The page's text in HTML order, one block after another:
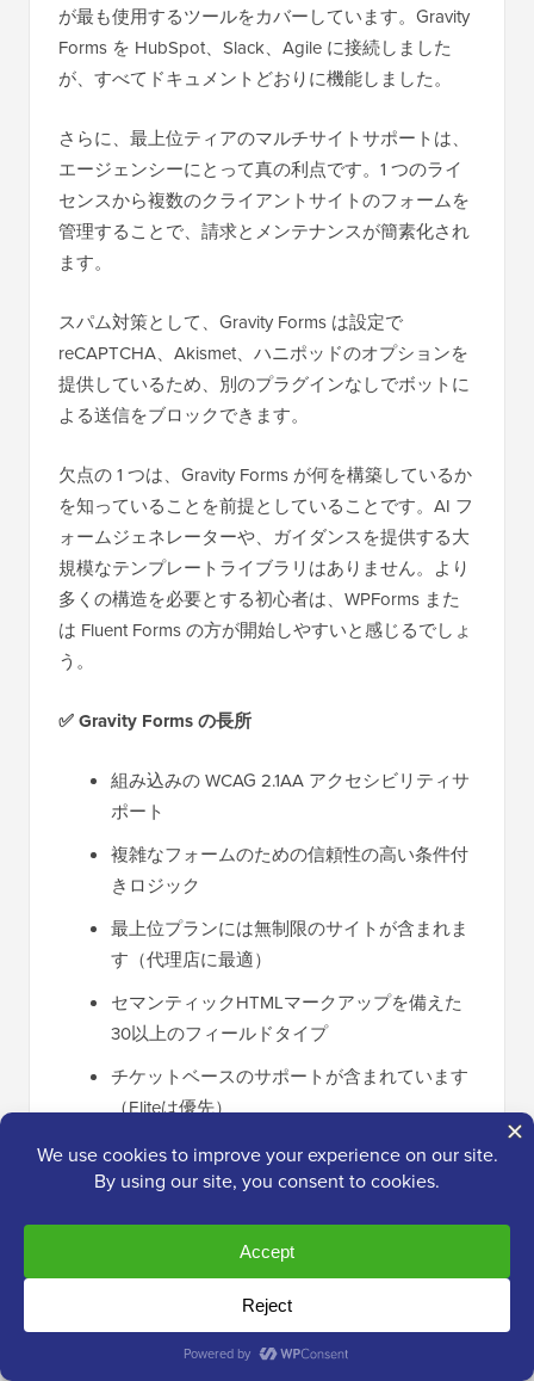
が最も使用するツールをカバーしています。Gravity
Forms を HubSpot、Slack、Agile に接続しました
が、すべてドキュメントどおりに機能しました。
さらに、最上位ティアのマルチサイトサポートは、
エージェンシーにとって真の利点です。1 つのライ
センスから複数のクライアントサイトのフォームを
管理することで、請求とメンテナンスが簡素化され
ます。
スパム対策として、Gravity Forms は設定で
reCAPTCHA、Akismet、ハニポッドのオプションを
提供しているため、別のプラグインなしでボットに
よる送信をブロックできます。
欠点の 1 つは、Gravity Forms が何を構築しているか
を知っていることを前提としていることです。AI フ
ォームジェネレーターや、ガイダンスを提供する大
規模なテンプレートライブラリはありません。より
多くの構造を必要とする初心者は、WPForms また
は Fluent Forms の方が開始しやすいと感じるでしょ
う。
✅ Gravity Forms の長所
組み込みの WCAG 2.1AA アクセシビリティサ
ポート
複雑なフォームのための信頼性の高い条件付
きロジック
最上位プランには無制限のサイトが含まれま
す（代理店に最適）
セマンティックHTMLマークアップを備えた
30以上のフィールドタイプ
チケットベースのサポートが含まれています
（Eliteは優先）
50以上のサードパーティ連携
初心者には学習曲線が急
競合他社よりも事前構築済みテンプレートが